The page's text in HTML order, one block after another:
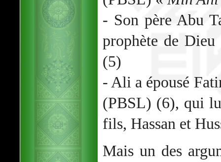
- Son père Abu
prophète de
(5)
- Ali a épousé
(PBSL) (6), qui
fils, Hassan et
Mais un des